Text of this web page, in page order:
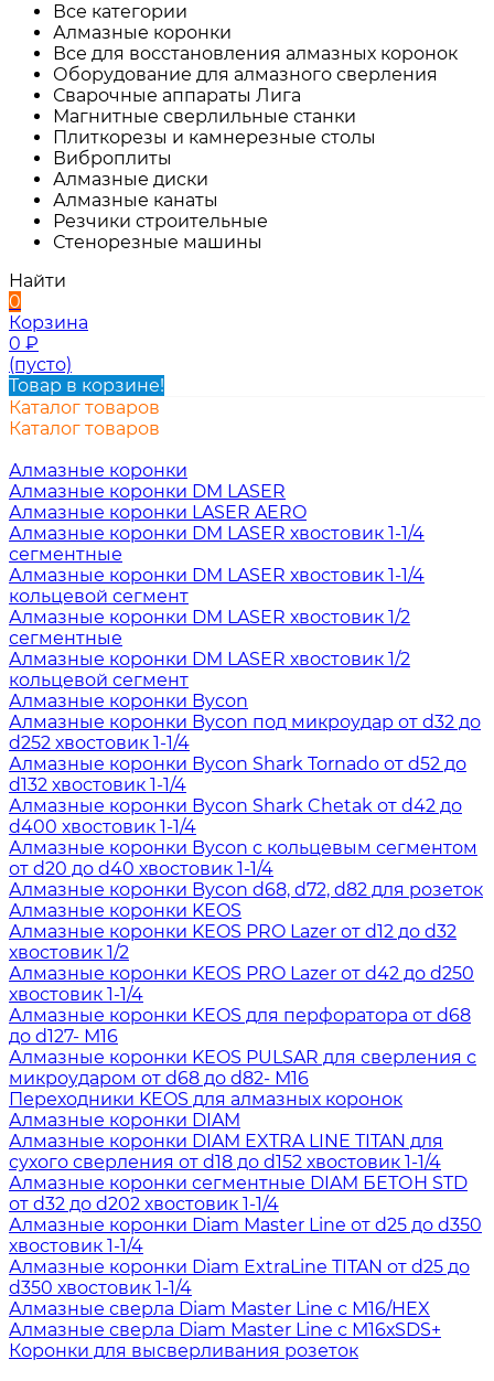
Все категории
Алмазные коронки
Все для восстановления алмазных коронок
Оборудование для алмазного сверления
Сварочные аппараты Лига
Магнитные сверлильные станки
Плиткорезы и камнерезные столы
Виброплиты
Алмазные диски
Алмазные канаты
Резчики строительные
Стенорезные машины
Найти
0
Корзина
0 ₽
(пусто)
Товар в корзине!
Каталог товаров
Каталог товаров
Алмазные коронки
Алмазные коронки DM LASER
Алмазные коронки LASER AERO
Алмазные коронки DM LASER хвостовик 1-1/4
сегментные
Алмазные коронки DM LASER хвостовик 1-1/4
кольцевой сегмент
Алмазные коронки DM LASER хвостовик 1/2
сегментные
Алмазные коронки DM LASER хвостовик 1/2
кольцевой сегмент
Алмазные коронки Bycon
Алмазные коронки Bycon под микроудар от d32 до
d252 хвостовик 1-1/4
Алмазные коронки Bycon Shark Tornado от d52 до
d132 хвостовик 1-1/4
Алмазные коронки Bycon Shark Chetak от d42 до
d400 хвостовик 1-1/4
Алмазные коронки Bycon с кольцевым сегментом
от d20 до d40 хвостовик 1-1/4
Алмазные коронки Bycon d68, d72, d82 для розеток
Алмазные коронки KEOS
Алмазные коронки KEOS PRO Lazer от d12 до d32
хвостовик 1/2
Алмазные коронки KEOS PRO Lazer от d42 до d250
хвостовик 1-1/4
Алмазные коронки KEOS для перфоратора от d68
до d127- М16
Алмазные коронки KEOS PULSAR для сверления с
микроударом от d68 до d82- М16
Переходники KEOS для алмазных коронок
Алмазные коронки DIAM
Алмазные коронки DIAM EXTRA LINE TITAN для
сухого сверления от d18 до d152 хвостовик 1-1/4
Алмазные коронки сегментные DIAM БЕТОН STD
от d32 до d202 хвостовик 1-1/4
Алмазные коронки Diam Master Line от d25 до d350
хвостовик 1-1/4
Алмазные коронки Diam ExtraLine ТITAN от d25 до
d350 хвостовик 1-1/4
Алмазные сверла Diam Master Line с М16/HEX
Алмазные сверла Diam Master Line с М16хSDS+
Коронки для высверливания розеток